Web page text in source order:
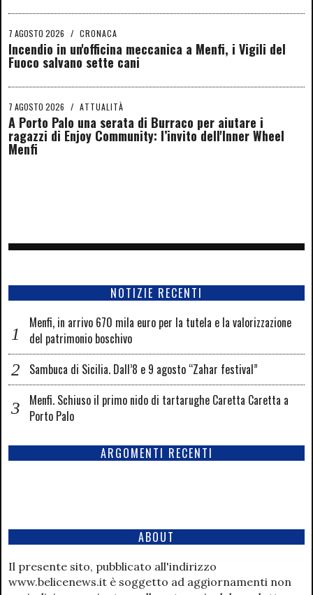
7 AGOSTO 2026 / CRONACA
Incendio in un'officina meccanica a Menfi, i Vigili del
Fuoco salvano sette cani
7 AGOSTO 2026 / ATTUALITÀ
A Porto Palo una serata di Burraco per aiutare i
ragazzi di Enjoy Community: l’invito dell'Inner Wheel
Menfi
NOTIZIE RECENTI
Menfi, in arrivo 670 mila euro per la tutela e la valorizzazione
del patrimonio boschivo
Sambuca di Sicilia. Dall’8 e 9 agosto “Zahar festival”
Menfi. Schiuso il primo nido di tartarughe Caretta Caretta a
Porto Palo
ARGOMENTI RECENTI
ABOUT
Il presente sito, pubblicato all'indirizzo
www.belicenews.it è soggetto ad aggiornamenti non